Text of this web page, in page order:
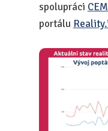
spolupráci
portálu